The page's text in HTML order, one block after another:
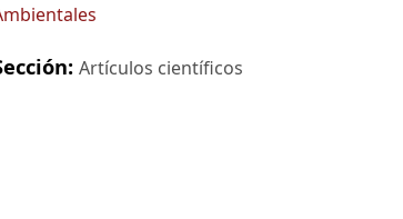
Artículos científicos